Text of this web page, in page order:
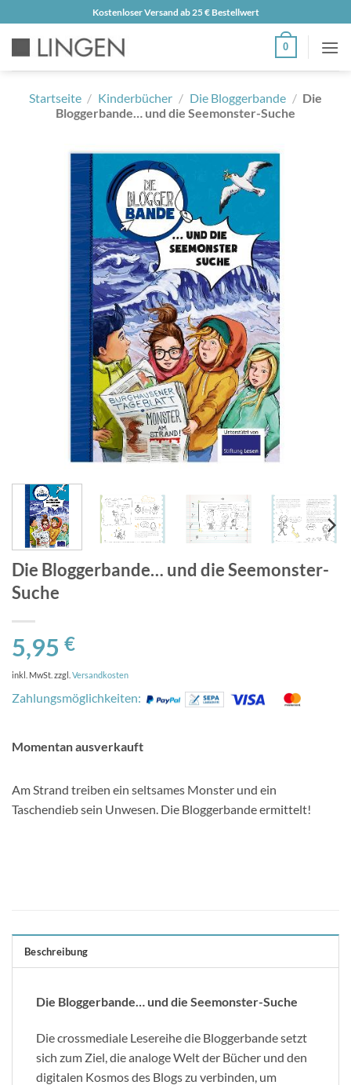
Inhalt
Kostenloser Versand ab 25 € Bestellwert
0
Startseite / Kinderbücher / Die Bloggerbande / Die
Bloggerbande… und die Seemonster-Suche
Die Bloggerbande… und die Seemonster-
Suche
5,95 €
inkl. MwSt. zzgl. Versandkosten
Zahlungsmöglichkeiten:
Momentan ausverkauft
Am Strand treiben ein seltsames Monster und ein
Taschendieb sein Unwesen. Die Bloggerbande ermittelt!
Beschreibung
Die Bloggerbande… und die Seemonster-Suche
Die crossmediale Lesereihe die Bloggerbande setzt
sich zum Ziel, die analoge Welt der Bücher und den
digitalen Kosmos des Blogs zu verbinden, um